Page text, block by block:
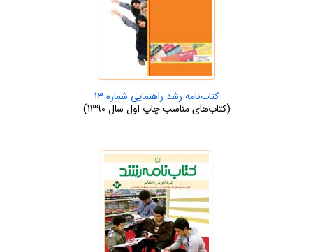
کتاب‌نامه رشد راهنمایی شماره 13
(کتاب‌های مناسب چاپ اول سال 1390)